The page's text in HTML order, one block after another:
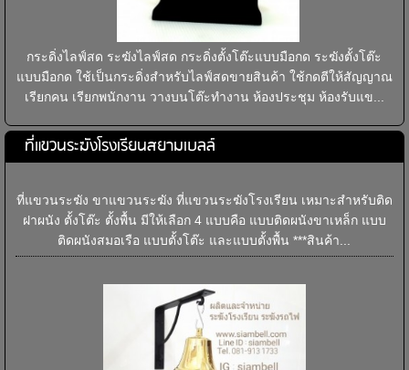
กระดิ่งไลฟ์สด ระฆังไลฟ์สด กระดิ่งตั้งโต๊ะแบบมือกด ระฆังตั้งโต๊ะ
แบบมือกด ใช้เป็นกระดิ่งสำหรับไลฟ์สดขายสินค้า ใช้กดตีให้สัญญาณ
เรียกคน เรียกพนักงาน วางบนโต๊ะทำงาน ห้องประชุม ห้องรับแข...
ที่แขวนระฆังโรงเรียนสยามเบลล์
ที่แขวนระฆัง ขาแขวนระฆัง ที่แขวนระฆังโรงเรียน เหมาะสำหรับติด
ฝาผนัง ตั้งโต๊ะ ตั้งพื้น มีให้เลือก 4 แบบคือ แบบติดผนังขาเหล็ก แบบ
ติดผนังสมอเรือ แบบตั้งโต๊ะ และแบบตั้งพื้น ***สินค้า...